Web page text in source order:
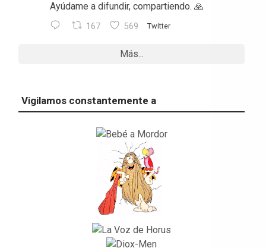
Ayúdame a difundir, compartiendo. 🙏
167 569 Twitter
Más...
Vigilamos constantemente a